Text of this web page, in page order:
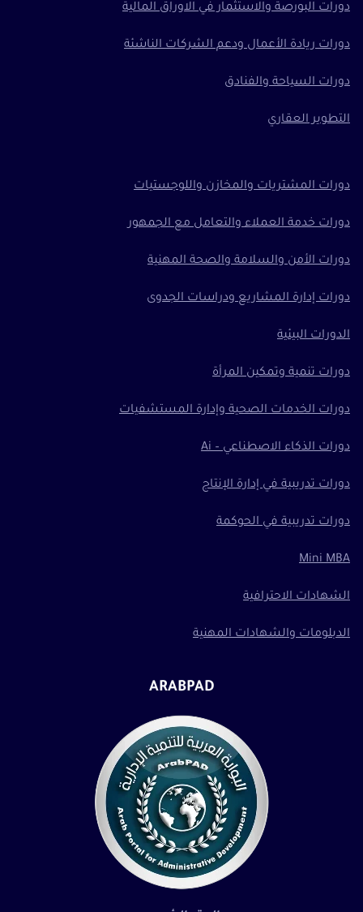
دورات البورصة والاستثمار في الاوراق المالية
دورات ريادة الأعمال ودعم الشركات الناشئة
دورات السياحة والفنادق
التطوير العقاري
دورات المشتريات والمخازن واللوجستيات
دورات خدمة العملاء والتعامل مع الجمهور
دورات الأمن والسلامة والصحة المهنية
دورات إدارة المشاريع ودراسات الجدوى
الدورات البيئية
دورات تنمية وتمكين المرأة
دورات الخدمات الصحية وإدارة المستشفيات
دورات الذكاء الاصطناعي – Ai
دورات تدريبية في إدارة الإنتاج
دورات تدريبية في الحوكمة
Mini MBA
الشهادات الاحترافية
الدبلومات والشهادات المهنية
ARABPAD